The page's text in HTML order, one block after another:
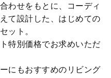
わせをもとに、コーディ
て設計した、はじめての
ット。
特別価格でお求めいただ
にもおすすめのリビング